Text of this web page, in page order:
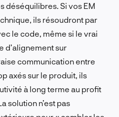
déséquilibres. Si vos EM
ils résoudront par
le code, même si le vrai
d’alignement sur
communication entre
axés sur le produit, ils
à long terme au profit
solution n’est pas